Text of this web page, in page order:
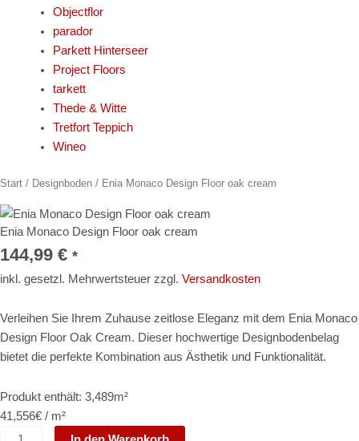
Objectflor
parador
Parkett Hinterseer
Project Floors
tarkett
Thede & Witte
Tretfort Teppich
Wineo
Start / Designboden / Enia Monaco Design Floor oak cream
Enia Monaco Design Floor oak cream
144,99 € *
inkl. gesetzl. Mehrwertsteuer zzgl. Versandkosten
Verleihen Sie Ihrem Zuhause zeitlose Eleganz mit dem Enia Monaco
Design Floor Oak Cream. Dieser hochwertige Designbodenbelag
bietet die perfekte Kombination aus Ästhetik und Funktionalität.
Produkt enthält: 3,489m²
41,556€ / m²
Enia
Monaco
Design
Floor
oak
cream